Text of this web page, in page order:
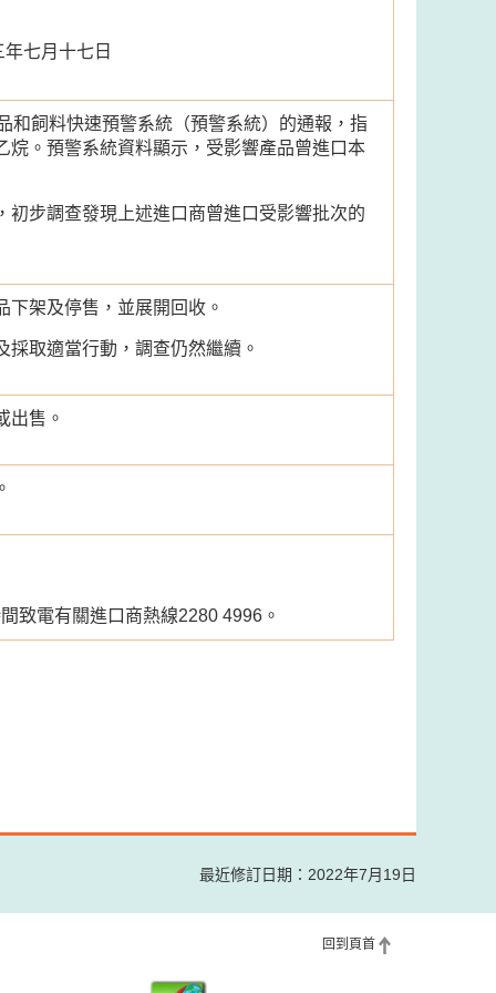
七月十七日
和飼料快速預警系統（預警系統）的通報，指
烷。預警系統資料顯示，受影響產品曾進口本
步調查發現上述進口商曾進口受影響批次的
下架及停售，並展開回收。
取適當行動，調查仍然繼續。
出售。
致電有關進口商熱線2280 4996。
最近修訂日期：2022年7月19日
回到頁首